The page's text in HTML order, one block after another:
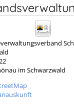
im Schwarzwald